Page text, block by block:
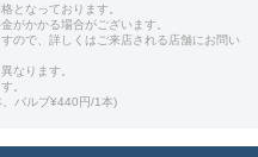
となっております。
がかかる場合がございます。
ので、詳しくはご来店される店舗にお問い
なります。
。
バルブ¥440円/1本)